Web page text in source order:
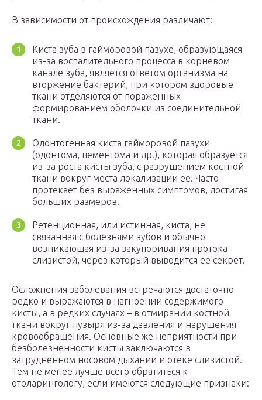
В зависимости от происхождения различают:
Киста зуба в гайморовой пазухе, образующаяся
из-за воспалительного процесса в корневом
канале зуба, является ответом организма на
вторжение бактерий, при котором здоровые
ткани отделяются от пораженных
формированием оболочки из соединительной
ткани.
Одонтогенная киста гайморовой пазухи
(одонтома, цементома и др.), которая образуется
из-за роста кисты зуба, с разрушением костной
ткани вокруг места локализации ее. Часто
протекает без выраженных симптомов, достигая
больших размеров.
Ретенционная, или истинная, киста, не
связанная с болезнями зубов и обычно
возникающая из-за закупоривания протока
слизистой, через который выводится ее секрет.
Осложнения заболевания встречаются достаточно
редко и выражаются в нагноении содержимого
кисты, а в редких случаях – в отмирании костной
ткани вокруг пузыря из-за давления и нарушения
кровообращения. Основные же неприятности при
безболезненности кисты заключаются в
затрудненном носовом дыхании и отеке слизистой.
Тем не менее лучше всего обратиться к
отоларингологу, если имеются следующие признаки: